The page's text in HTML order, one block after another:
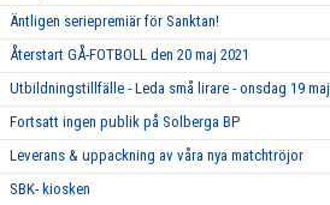
Äntligen seriepremiär för Sanktan!
Återstart GÅ-FOTBOLL den 20 maj 2021
Utbildningstillfälle - Leda små lirare - onsdag 19 maj
Fortsatt ingen publik på Solberga BP
Leverans & uppackning av våra nya matchtröjor
SBK- kiosken